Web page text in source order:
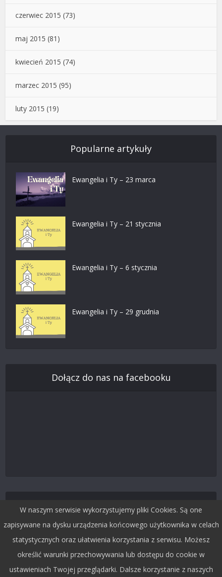
czerwiec 2015 (73)
maj 2015 (81)
kwiecień 2015 (74)
marzec 2015 (95)
luty 2015 (19)
Popularne artykuły
Ewangelia i Ty – 23 marca
Ewangelia i Ty – 21 stycznia
Ewangelia i Ty – 6 stycznia
Ewangelia i Ty – 29 grudnia
Dołącz do nas na facebooku
Śledź nas na Twitterze
W naszym serwisie wykorzystujemy pliki Cookies. Są one
zapisywane na dysku urządzenia końcowego użytkownika w celach
statystycznych oraz ułatwienia korzystania z serwisu. Możesz
określić warunki przechowywania lub dostępu do cookie w
ustawieniach Twojej przeglądarki. Dalsze korzystanie z naszych